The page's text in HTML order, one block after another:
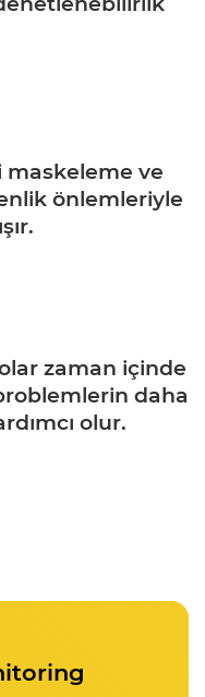
maskeleme ve
önlemleriyle
zaman içinde
daha
olur.